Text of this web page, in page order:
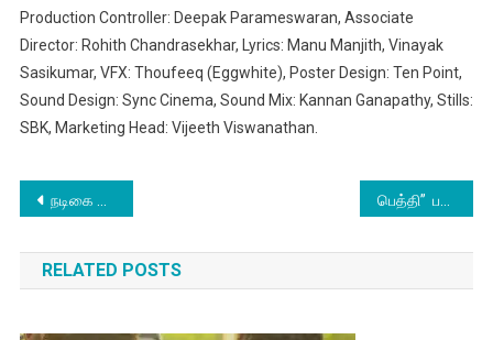
Production Controller: Deepak Parameswaran, Associate
Director: Rohith Chandrasekhar, Lyrics: Manu Manjith, Vinayak
Sasikumar, VFX: Thoufeeq (Eggwhite), Poster Design: Ten Point,
Sound Design: Sync Cinema, Sound Mix: Kannan Ganapathy, Stills:
SBK, Marketing Head: Vijeeth Viswanathan.
Post
navigation
நடிகை பாக்யஸ்ரீ போர்ஸின் பிறந்தநாள் எனும் இந்தச் சிறப்புமிக்க நன்னாளில் அவர் ‘சேயோன்’
RELATED POSTS